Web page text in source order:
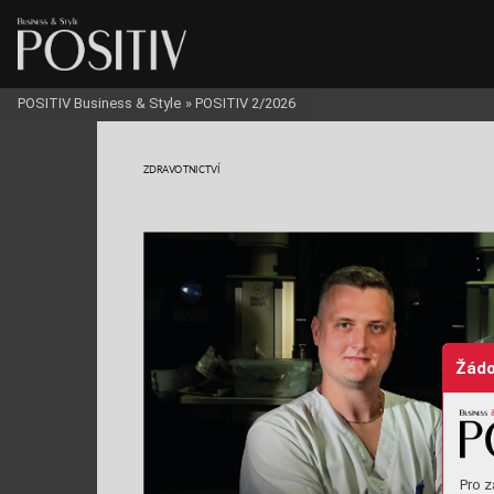
Pro
ZDRAVOTNICTVÍ
POSITIV Business & Style » POSITIV 2/2026